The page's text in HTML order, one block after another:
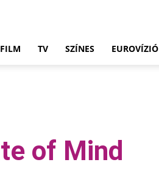
FILM TV SZÍNES EUROVÍZIÓ
of Mind